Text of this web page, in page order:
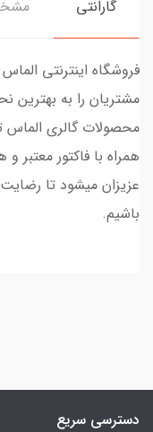
گارانتی
فروشگاه اینترنتی
مشتریان را به بهترین
محصولات گالری الماس
همراه با فاکتور
عزیزان میشود تا
باشیم.
دسترسی سریع